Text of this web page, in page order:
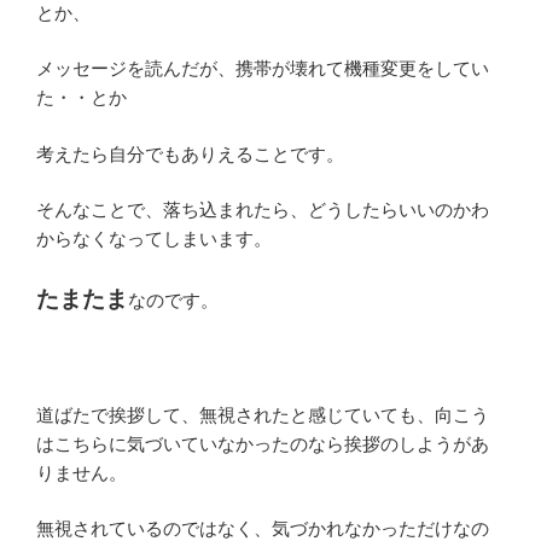
とか、
メッセージを読んだが、携帯が壊れて機種変更をしてい
た・・とか
考えたら自分でもありえることです。
そんなことで、落ち込まれたら、どうしたらいいのかわ
からなくなってしまいます。
たまたま なのです。
道ばたで挨拶して、無視されたと感じていても、向こう
はこちらに気づいていなかったのなら挨拶のしようがあ
りません。
無視されているのではなく、気づかれなかっただけなの